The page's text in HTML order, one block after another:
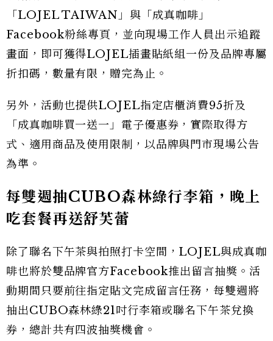
「LOJEL TAIWAN」與「成真咖啡」
Facebook粉絲專頁，並向現場工作人員出示追蹤
畫面，即可獲得LOJEL插畫貼紙組一份及品牌專屬
折扣碼，數量有限，贈完為止。
另外，活動也提供LOJEL指定店櫃消費95折及
「成真咖啡買一送一」電子優惠券，實際取得方
式、適用商品及使用限制，以品牌與門市現場公告
為準。
每雙週抽CUBO森林綠行李箱，晚上
吃套餐再送舒芙蕾
除了聯名下午茶與拍照打卡空間，LOJEL與成真咖
啡也將於雙品牌官方Facebook推出留言抽獎。活
動期間只要前往指定貼文完成留言任務，每雙週將
抽出CUBO森林綠21吋行李箱或聯名下午茶兌換
券，總計共有四波抽獎機會。